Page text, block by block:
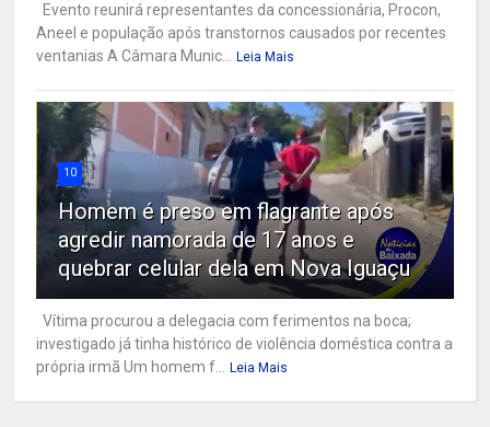
Evento reunirá representantes da concessionária, Procon,
Aneel e população após transtornos causados por recentes
ventanias A Câmara Munic... Leia Mais
10
Homem é preso em flagrante após
agredir namorada de 17 anos e
quebrar celular dela em Nova Iguaçu
Vítima procurou a delegacia com ferimentos na boca;
investigado já tinha histórico de violência doméstica contra a
própria irmã Um homem f... Leia Mais